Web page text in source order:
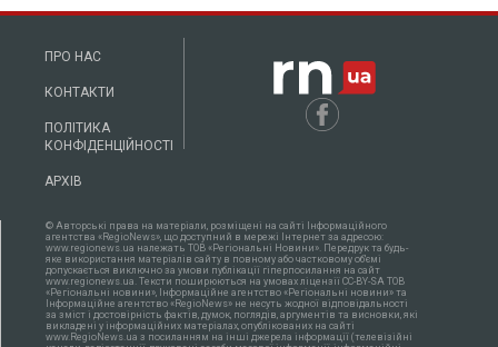
ПРО НАС
КОНТАКТИ
ПОЛІТИКА
КОНФІДЕНЦІЙНОСТІ
АРХІВ
© Авторські права на матеріали, розміщені на сайті Інформаційного
агентства «RegioNews», що доступний в мережі Інтернет за адресою:
www.regionews.ua належать ТОВ «Регіональні Новини». Передрук та будь-
яке використання матеріалів сайту в повному або частковому об'ємі
допускається виключно за умови публікації гіперпосилання на сайт
www.regionews.ua. Тексти поширюються нa умовах ліцензії CC-BY-SA ТОВ
«Регіональні новини», Інформаційне агентство «Регіональні новини» та
Інформаційне агентство «RegioNews» не несуть жодної відповідальності
за зміст і достовірність фактів, думок, поглядів, аргументів та висновки, які
викладені у інформаційних матеріалах, опублікованих на сайті
www.RegioNews.ua з посиланням на інші джерела інформації (телевізійні